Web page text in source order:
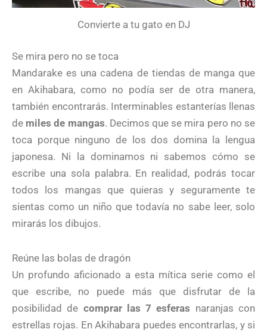
Convierte a tu gato en DJ
Se mira pero no se toca
Mandarake es una cadena de tiendas de manga que
en Akihabara, como no podía ser de otra manera,
también encontrarás. Interminables estanterías llenas
de miles de mangas. Decimos que se mira pero no se
toca porque ninguno de los dos domina la lengua
japonesa. Ni la dominamos ni sabemos cómo se
escribe una sola palabra. En realidad, podrás tocar
todos los mangas que quieras y seguramente te
sientas como un niño que todavía no sabe leer, solo
mirarás los dibujos.
Reúne las bolas de dragón
Un profundo aficionado a esta mítica serie como el
que escribe, no puede más que disfrutar de la
posibilidad de comprar las 7 esferas naranjas con
estrellas rojas. En Akihabara puedes encontrarlas, y si